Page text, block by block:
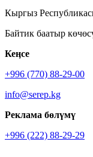
Кыргыз
Байтик баатыр
Кеӊсе
+996 (770) 88-29-00
info@serep.kg
Реклама бөлүмү
+996 (222) 88-29-29